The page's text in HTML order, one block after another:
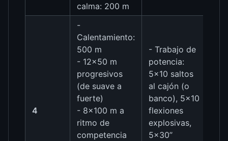
calma: 200 m
4
-
Calentamiento:
500 m
- 12×50 m
progresivos
(de suave a
fuerte)
- 8×100 m a
ritmo de
competencia
- Trabajo de
potencia:
5×10 saltos
al cajón (o
banco), 5×10
flexiones
explosivas,
5×30’’